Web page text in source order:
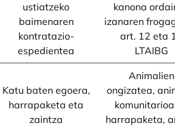
ustiatzeko
baimenaren
kontratazio-
espedientea
kanona
izanaren
art. 12 eta
LTAIBG
Katu baten egoera,
harrapaketa eta
zaintza
Animalien
ongizatea,
harrapaketa,